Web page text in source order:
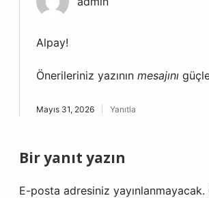
Alpay!
Önerileriniz yazının mesajını
Mayıs 31, 2026 Yanıtla
Bir yanıt yazın
E-posta adresiniz yayınlanmayacak.